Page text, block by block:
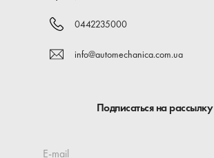
0442235000
info@automechanica.com.ua
Подписаться на рассылку
E-mail